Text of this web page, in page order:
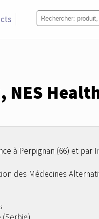
à Perpignan (66) et par
des Médecines